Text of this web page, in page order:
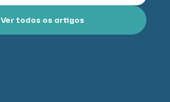
Ver todos os artigos